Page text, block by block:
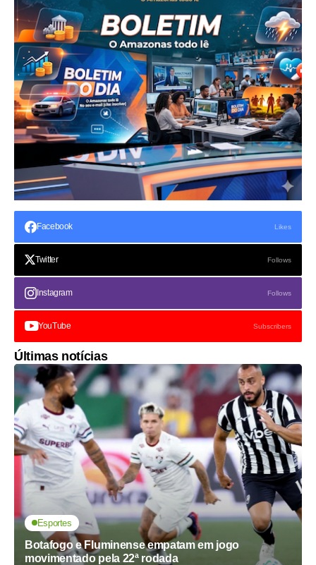
Facebook Likes
Twitter Follows
Instagram Follows
YouTube Subscribers
Últimas notícias
Esportes
Botafogo e Fluminense empatam em jogo
movimentado pela 22ª rodada